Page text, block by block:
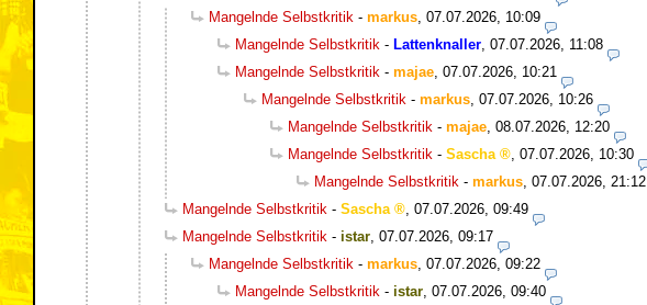
Mangelnde Selbstkritik - markus 07.07.2026, 10:09
Mangelnde Selbstkritik - Lattenknaller 07.07.2026, 11:08
Mangelnde Selbstkritik - majae 07.07.2026, 10:21
Mangelnde Selbstkritik - markus 07.07.2026, 10:26
Mangelnde Selbstkritik - majae 08.07.2026, 12:20
Mangelnde Selbstkritik - Sascha
07.07.2026, 10:30
Mangelnde Selbstkritik - markus 07.07.2026, 21:12
Mangelnde Selbstkritik - Sascha
07.07.2026, 09:49
Mangelnde Selbstkritik - istar 07.07.2026, 09:17
Mangelnde Selbstkritik - markus 07.07.2026, 09:22
Mangelnde Selbstkritik - istar 07.07.2026, 09:40